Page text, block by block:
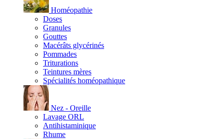
Homéopathie
Doses
Granules
Gouttes
Macérâts glycérinés
Pommades
Triturations
Teintures mères
Spécialités homéopathique
Nez - Oreille
Lavage ORL
Antihistaminique
Rhume